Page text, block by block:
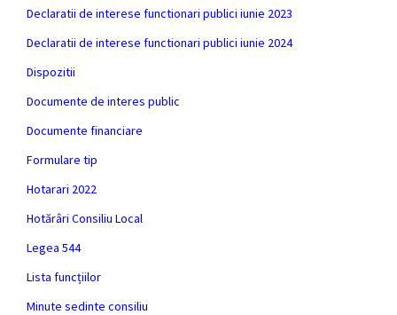
Declaratii de interese functionari publici iunie 2023
Declaratii de interese functionari publici iunie 2024
Dispozitii
Documente de interes public
Documente financiare
Formulare tip
Hotarari 2022
Hotărâri Consiliu Local
Legea 544
Lista funcțiilor
Minute sedinte consiliu